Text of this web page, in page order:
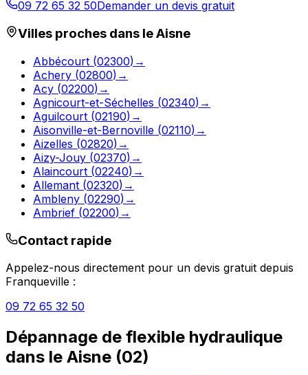
09 72 65 32 50Demander un devis gratuit
Villes proches dans leAisne
Abbécourt (02300) →
Achery (02800) →
Acy (02200) →
Agnicourt-et-Séchelles (02340) →
Aguilcourt (02190) →
Aisonville-et-Bernoville (02110) →
Aizelles (02820) →
Aizy-Jouy (02370) →
Alaincourt (02240) →
Allemant (02320) →
Ambleny (02290) →
Ambrief (02200) →
Contact rapide
Appelez-nous directement pour un devis gratuit depuis
Franqueville :
09 72 65 32 50
Dépannage de flexible hydraulique
dans le Aisne (02)